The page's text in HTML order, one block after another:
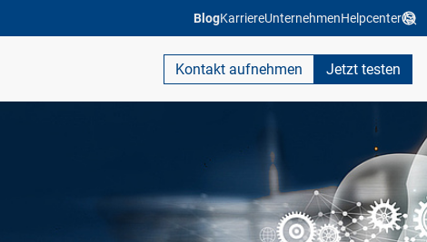
BlogKarriereUnternehmenHelpcenter
Kontakt aufnehmen Jetzt testen